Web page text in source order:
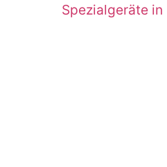
Spezialgeräte in